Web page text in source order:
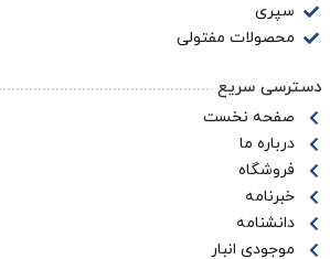
سپری
محصولات مفتولی
دسترسی سریع
صفحه نخست
درباره ما
فروشگاه
خبرنامه
دانشنامه
موجودی انبار